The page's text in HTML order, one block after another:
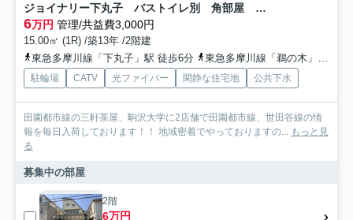
ジョイナリー下丸子 バストイレ別 角部屋 礼金0
6万円 管理/共益費3,000円
15.00㎡ (1R) /築13年 /2階建
東急多摩川線「下丸子」駅 徒歩6分
東急多摩川線「鵜の木」駅 徒歩10分
駐輪場 CATV 光ファイバー 閑静な住宅地 公共下水
田園都市線の三軒茶屋、駒沢大学に2店舗で田園都市線、世田谷線の情
報を毎日入荷しております！！ 地域密着でやっておりますの... もっと見
る
募集中の部屋
2階
6万円